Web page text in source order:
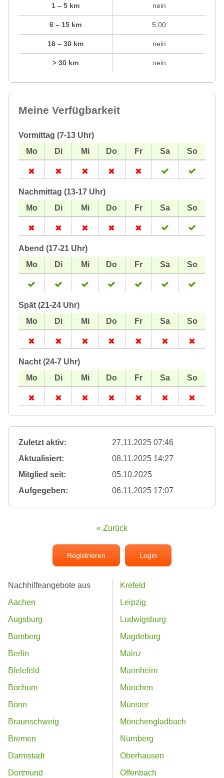
1 – 5 km
6 – 15 km
16 – 30 km
> 30 km
nein
5,00
nein
nein
Meine Verfügbarkeit
Vormittag (7-13 Uhr)
Nachmittag (13-17 Uhr)
Abend (17-21 Uhr)
Spät (21-24 Uhr)
Nacht (24-7 Uhr)
Zuletzt aktiv:
27.11.2025 07:46
Aktualisiert:
08.11.2025 14:27
Mitglied seit:
05.10.2025
Aufgegeben:
06.11.2025 17:07
« Zurück
Registrieren Login
Nachhilfeangebote aus
Aachen
Augsburg
Bamberg
Berlin
Bielefeld
Bochum
Bonn
Braunschweig
Bremen
Darmstadt
Dortmund
Krefeld
Leipzig
Ludwigsburg
Magdeburg
Mainz
Mannheim
München
Münster
Mönchengladbach
Nürnberg
Oberhausen
Offenbach